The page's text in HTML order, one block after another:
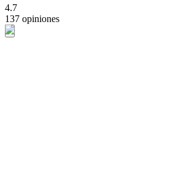
4.7
137 opiniones